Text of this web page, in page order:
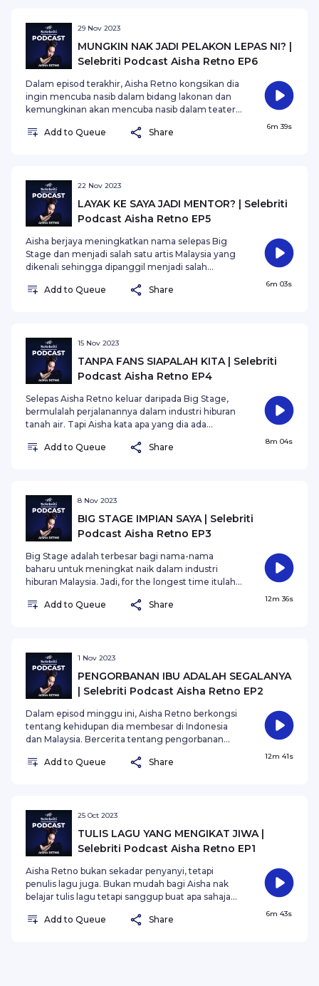
29 Nov 2023
MUNGKIN NAK JADI PELAKON LEPAS NI? |
Selebriti Podcast Aisha Retno EP6
Dalam episod terakhir, Aisha Retno kongsikan dia
ingin mencuba nasib dalam bidang lakonan dan
kemungkinan akan mencuba nasib dalam teater
Add to Queue
Share
6m 39s
22 Nov 2023
LAYAK KE SAYA JADI MENTOR? | Selebriti
Podcast Aisha Retno EP5
Aisha berjaya meningkatkan nama selepas Big
Stage dan menjadi salah satu artis Malaysia yang
dikenali sehingga dipanggil menjadi salah
One. Dia sendiri tertanya layak ke dia menjadi
Add to Queue Share
6m 03s
15 Nov 2023
TANPA FANS SIAPALAH KITA | Selebriti
Podcast Aisha Retno EP4
Selepas Aisha Retno keluar daripada Big Stage,
bermulalah perjalanannya dalam industri hiburan
tanah air. Tapi Aisha kata apa yang dia ada
yang terus menyokong dia dari Big Stage
Add to Queue Share
8m 04s
8 Nov 2023
BIG STAGE IMPIAN SAYA | Selebriti
Podcast Aisha Retno EP3
Big Stage adalah terbesar bagi nama-nama
baharu untuk meningkat naik dalam industri
hiburan Malaysia. Jadi, for the longest time itulah
memasuki Big Stage anda perlu memiliki 500k
Add to Queue Share
12m 36s
1 Nov 2023
PENGORBANAN IBU ADALAH SEGALANYA
| Selebriti Podcast Aisha Retno EP2
Dalam episod minggu ini, Aisha Retno berkongsi
tentang kehidupan dia membesar di Indonesia
dan Malaysia. Bercerita tentang pengorbanan
di Indonesia demi anak-anak dan keluarga.
Add to Queue Share
12m 41s
25 Oct 2023
TULIS LAGU YANG MENGIKAT JIWA |
Selebriti Podcast Aisha Retno EP1
Aisha Retno bukan sekadar penyanyi, tetapi
penulis lagu juga. Bukan mudah bagi Aisha nak
belajar tulis lagu tetapi sanggup buat apa sahaja
para pendengar.
Add to Queue Share
6m 43s